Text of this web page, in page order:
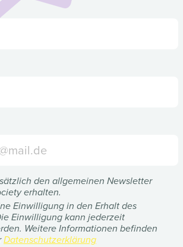
den allgemeinen Newsletter
erhalten.
Einwilligung in den Erhalt des
Einwilligung kann jederzeit
Weitere Informationen befinden
Datenschutzerklärung